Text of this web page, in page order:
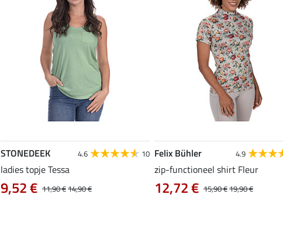
STONEDEEK 4.6 10
ladies topje Tessa
11,90 €14,90 €
9,52 €
Felix Bühler 4.9
zip-functioneel shirt Fleur
15,90 €19,90 €
12,72 €